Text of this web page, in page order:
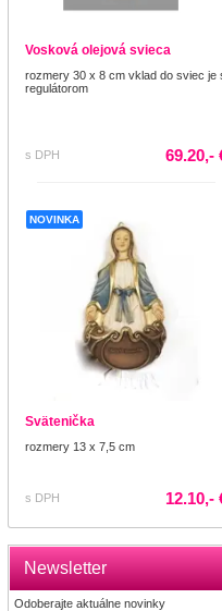
Newsletter
Odoberajte aktuálne novinky
Vosková olejová svieca
rozmery 30 x 8 cm vklad do sviec je
regulátorom
s DPH 69.20,-
NOVINKA
Svätenička
rozmery 13 x 7,5 cm
s DPH 12.10,-